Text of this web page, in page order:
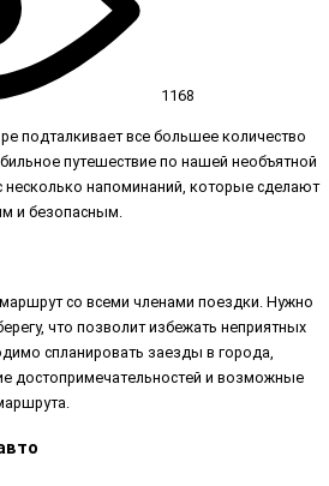
1168
подталкивает все большее количество
путешествие по нашей необъятной
несколько напоминаний, которые сделают
и безопасным.
со всеми членами поездки. Нужно
что позволит избежать неприятных
спланировать заезды в города,
достопримечательностей и возможные